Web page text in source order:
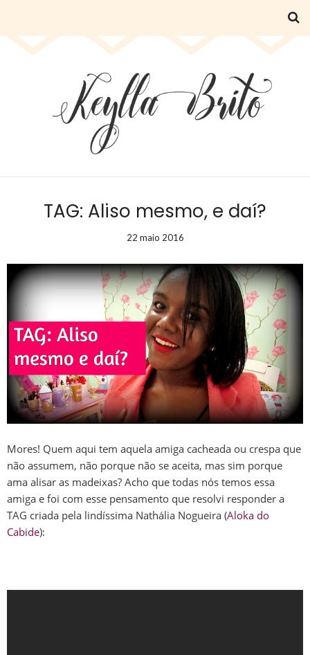
TAG: Aliso mesmo, e daí?
22 maio 2016
Mores! Quem aqui tem aquela amiga cacheada ou crespa que
não assumem, não porque não se aceita, mas sim porque
ama alisar as madeixas? Acho que todas nós temos essa
amiga e foi com esse pensamento que resolvi responder a
TAG criada pela lindíssima Nathália Nogueira (Aloka do
Cabide):